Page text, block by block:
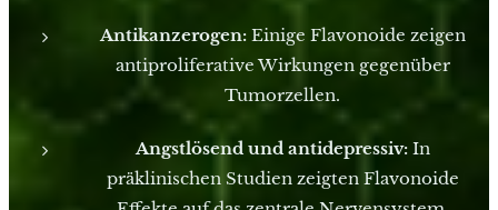
Antikanzerogen:Einige Flavonoide zeigen
antiproliferative Wirkungen gegenüber
Tumorzellen.
Angstlösend und antidepressiv:In
präklinischen Studien zeigten Flavonoide